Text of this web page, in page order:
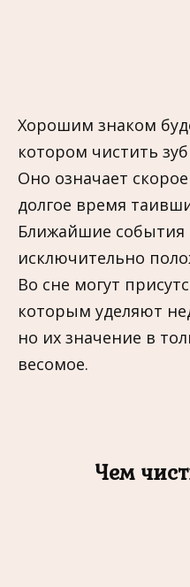
Хорошим знаком
котором чистить
Оно означает
долгое время
Ближайшие события
исключительно
Во сне могут
которым уделяют
но их значение в
весомое.
Чем